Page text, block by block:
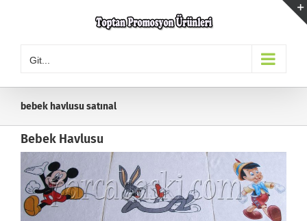
Git...
bebek havlusu satınal
Bebek Havlusu